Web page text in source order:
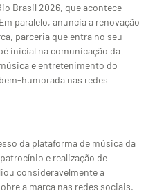
Brasil 2026, que acontece
paralelo, anuncia a renovação
parceria que entra no seu
inicial na comunicação da
e entretenimento do
humorada nas redes
da plataforma de música da
e realização de
consideravelmente a
a marca nas redes sociais.